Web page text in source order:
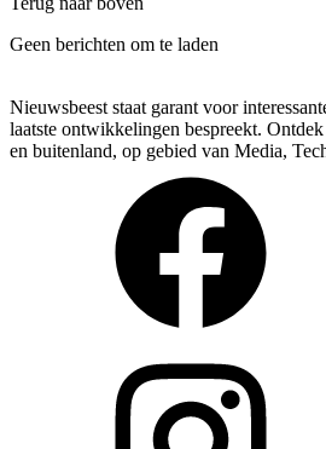
Geen berichten om te laden
Nieuwsbeest staat garant voor
laatste ontwikkelingen bespreekt.
en buitenland, op gebied van Media,